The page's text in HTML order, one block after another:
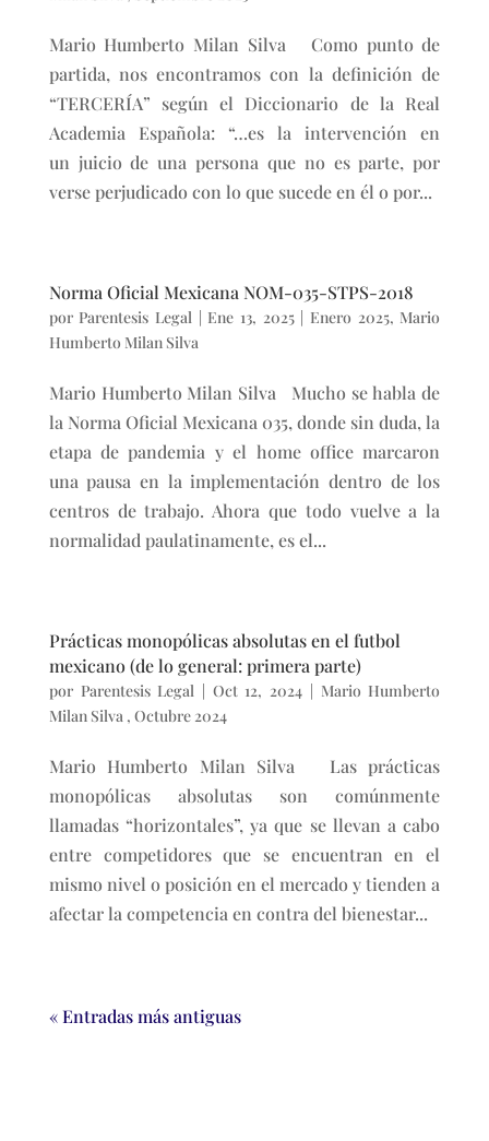
Mario Humberto Milan Silva Como punto de
partida, nos encontramos con la definición de
“TERCERÍA” según el Diccionario de la Real
Academia Española: “…es la intervención en
un juicio de una persona que no es parte, por
verse perjudicado con lo que sucede en él o por...
Norma Oficial Mexicana NOM-035-STPS-2018
por Parentesis Legal | Ene 13, 2025| Enero 2025, Mario
Humberto Milan Silva
Mario Humberto Milan Silva Mucho se habla de
la Norma Oficial Mexicana 035, donde sin duda, la
etapa de pandemia y el home office marcaron
una pausa en la implementación dentro de los
centros de trabajo. Ahora que todo vuelve a la
normalidad paulatinamente, es el...
Prácticas monopólicas absolutas en el futbol
mexicano (de lo general: primera parte)
por Parentesis Legal | Oct 12, 2024 | Mario Humberto
Milan Silva , Octubre 2024
Mario Humberto Milan Silva Las prácticas
monopólicas absolutas son comúnmente
llamadas “horizontales”, ya que se llevan a cabo
entre competidores que se encuentran en el
mismo nivel o posición en el mercado y tienden a
afectar la competencia en contra del bienestar...
« Entradas más antiguas